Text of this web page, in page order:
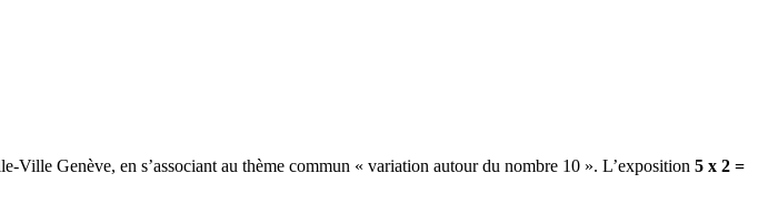
Genève, en s’associant au thème commun « variation autour du nombre 10 ». L’exposition 5 x 2 =